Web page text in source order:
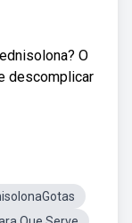
O
descomplicar